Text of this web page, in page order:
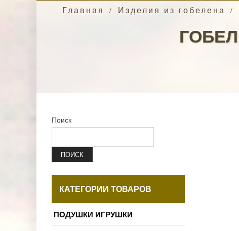
Главная / Изделия из гобелена /
Поиск
ПОИСК
КАТЕГОРИИ ТОВАРОВ
ПОДУШКИ ИГРУШКИ